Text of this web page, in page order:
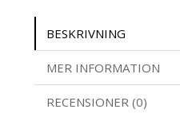
BESKRIVNING
MER INFORMATION
RECENSIONER (0)